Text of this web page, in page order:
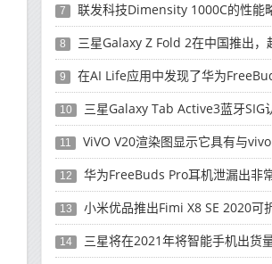
7 联发科技Dimensity 1000C的性能略高于Snapdragon
8 三星Galaxy Z Fold 2在中国推出，起价为
9 在AI Life应用中发现了华为FreeBuds
10 三星Galaxy Tab Active3蓝牙SIG认证; 发布可能快要
11 ViVO V20渲染图显示它具有与vivo X50 Pro类似的后
12 华为FreeBuds Pro耳机泄漏出非常熟悉的
13 小米优品推出Fimi X8 SE 2020可折叠无
14 三星将在2021年将智能手机出货量提高至3